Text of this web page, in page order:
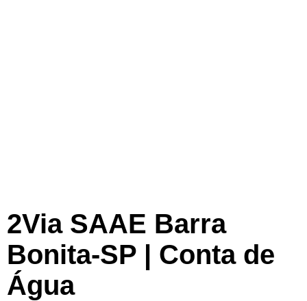
2Via SAAE Barra
Bonita-SP | Conta de
Água